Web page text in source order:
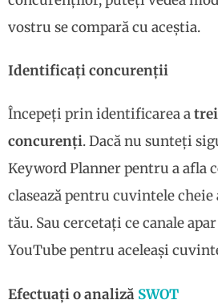
vostru se compară cu aceștia.
Identificați concurenții
Începeți prin identificarea a
concurenți. Dacă nu sunteți
Keyword Planner pentru a afla
clasează pentru cuvintele
tău. Sau cercetați ce canale
YouTube pentru aceleași
Efectuați o analiză SWOT